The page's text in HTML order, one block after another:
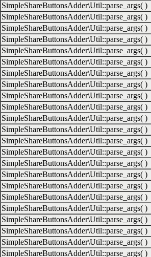
SimpleShareButtonsAdder\Util::parse_args( )
SimpleShareButtonsAdder\Util::parse_args( )
SimpleShareButtonsAdder\Util::parse_args( )
SimpleShareButtonsAdder\Util::parse_args( )
SimpleShareButtonsAdder\Util::parse_args( )
SimpleShareButtonsAdder\Util::parse_args( )
SimpleShareButtonsAdder\Util::parse_args( )
SimpleShareButtonsAdder\Util::parse_args( )
SimpleShareButtonsAdder\Util::parse_args( )
SimpleShareButtonsAdder\Util::parse_args( )
SimpleShareButtonsAdder\Util::parse_args( )
SimpleShareButtonsAdder\Util::parse_args( )
SimpleShareButtonsAdder\Util::parse_args( )
SimpleShareButtonsAdder\Util::parse_args( )
SimpleShareButtonsAdder\Util::parse_args( )
SimpleShareButtonsAdder\Util::parse_args( )
SimpleShareButtonsAdder\Util::parse_args( )
SimpleShareButtonsAdder\Util::parse_args( )
SimpleShareButtonsAdder\Util::parse_args( )
SimpleShareButtonsAdder\Util::parse_args( )
SimpleShareButtonsAdder\Util::parse_args( )
SimpleShareButtonsAdder\Util::parse_args( )
SimpleShareButtonsAdder\Util::parse_args( )